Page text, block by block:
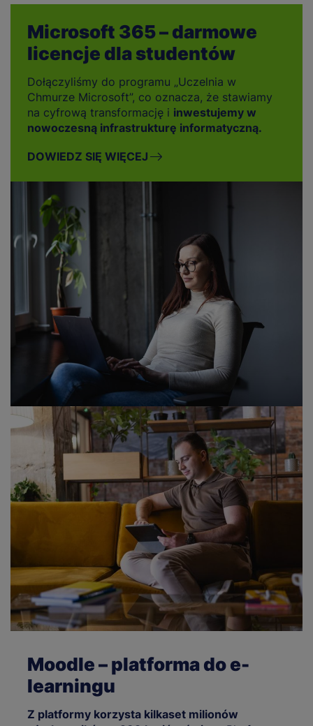
Microsoft 365 – darmowe
licencje dla studentów
Dołączyliśmy do programu „Uczelnia w
Chmurze Microsoft”, co oznacza, że stawiamy
na cyfrową transformację i inwestujemy w
nowoczesną infrastrukturę informatyczną.
DOWIEDZ SIĘ WIĘCEJ
Moodle – platforma do e-
learningu
Z platformy korzysta kilkaset milionów